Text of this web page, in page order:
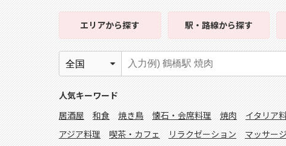
エリアから探す 駅・路線から探す
人気キーワード
居酒屋
和食 焼き鳥 懐石・会席料理 焼肉 イタリア
アジア料理
喫茶・カフェ リラクゼーション マッサージ